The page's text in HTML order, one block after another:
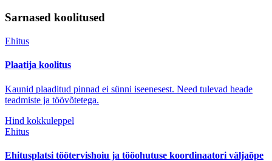
Sarnased koolitused
Ehitus
Plaatija koolitus
Kaunid plaaditud pinnad ei sünni iseenesest. Need tulevad heade
teadmiste ja töövõtetega.
Hind kokkuleppel
Ehitus
Ehitusplatsi töötervishoiu ja tööohutuse koordinaatori väljaõpe